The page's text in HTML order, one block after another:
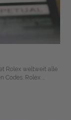
Rolex weltweit alle
Rolex ...